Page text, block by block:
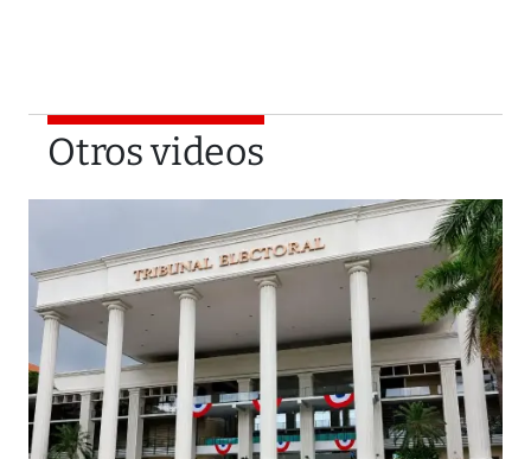
Otros videos